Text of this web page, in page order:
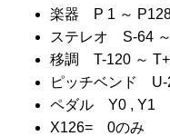
楽器 P 1 ～
ステレオ S-64
移調 T-120 ～
ピッチベンド U-
ペダル Y0 , Y1
X126= 0のみ